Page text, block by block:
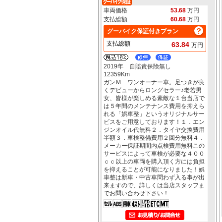
車両価格 53.68 万円
支払総額
60.68 万円
グーバイク保証付きプラン
支払総額
63.84 万円
2019年 自賠責保険無し
12359Km
ガンＭ ワンオーナー車。足つきが良
くデビューからロングセラー♪老若男
女、皆様が楽しめる素敵な１台当店で
は５年間のメンテナンス費用を抑えら
れる「娯車整」というオリジナルサー
ビスをご用意しております！１．エン
ジンオイル代無料２．タイヤ交換費用
半額３．車検整備費用２回分無料４．
メーカー保証期間内点検費用無料この
サービスによって車検が必要な４００
ｃｃ以上の車両を購入頂く方には負担
を抑えることが可能になりました！娯
車整は新車・中古車問わず入る事が出
来ますので、詳しくは当店スタッフま
でお問い合わせ下さい！